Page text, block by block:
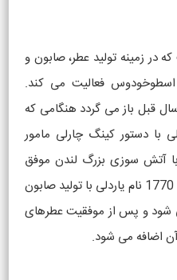
در زمینه تولید عطر، صابون و
اسطوخودوس فعالیت می کند.
برند یاردلی به حدود 400 سال قبل باز می گردد هنگامی که
با دستور کینگ چارلی مامور
آتش سوزی بزرگ لندن موفق
چندان پیدا نمی کند تا اینکه در سال 1770 نام یاردلی با تولید صابون
می شود و پس از موفقیت عطرهای
اضافه می شود.